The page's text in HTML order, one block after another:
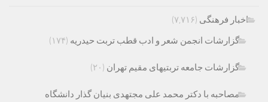
اخبار فرهنگی (۷,۷۱۶)
گزارشات انجمن شعر و ادب قطب تربت حیدریه (۱۷۴)
گزارشات جامعه تربتیهای مقیم تهران (۲۰)
مصاحبه با دکتر محمد علی مجتهدی بنیان گذار دانشگاه